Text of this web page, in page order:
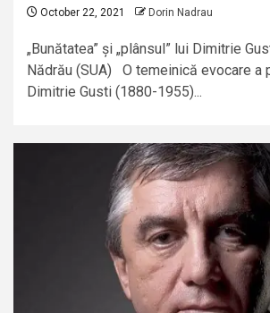
October 22, 2021 Dorin Nadrau
„Bunătatea” și „plânsul” lui Dimitrie
Nădrău (SUA) O temeinică evocare a
Dimitrie Gusti (1880-1955)...